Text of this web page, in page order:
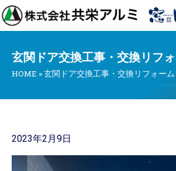
玄関ドア交換工事・交換リフ
HOME »玄関ドア交換工事・交換リフォーム
2023年2月9日